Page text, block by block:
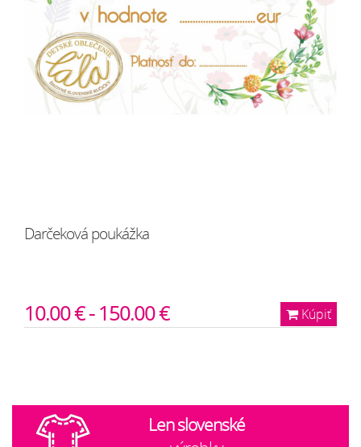
Darčeková poukážka
Kúpiť
10.00 € - 150.00 €
Len slovenské